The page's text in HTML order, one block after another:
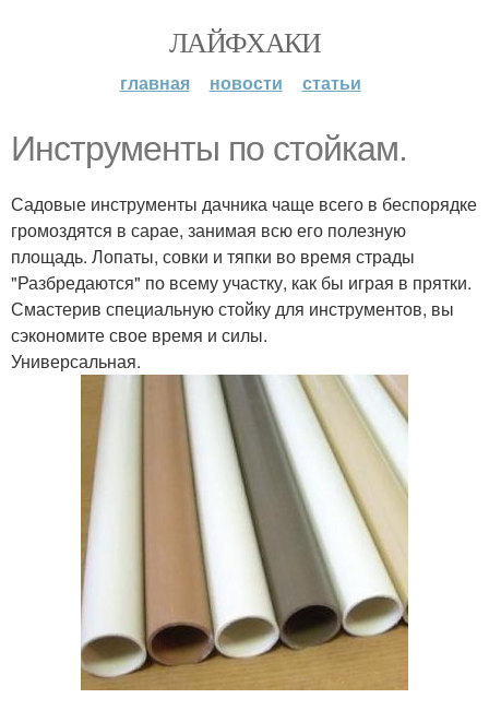
ЛАЙФХАКИ
главная новости статьи
Инструменты по стойкам.
Садовые инструменты дачника чаще всего в беспорядке
громоздятся в сарае, занимая всю его полезную
площадь. Лопаты, совки и тяпки во время страды
"Разбредаются" по всему участку, как бы играя в прятки.
Смастерив специальную стойку для инструментов, вы
сэкономите свое время и силы.
Универсальная.